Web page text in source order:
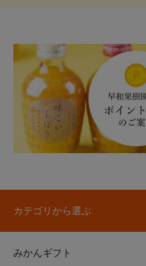
カテゴリから選ぶ
みかんギフト